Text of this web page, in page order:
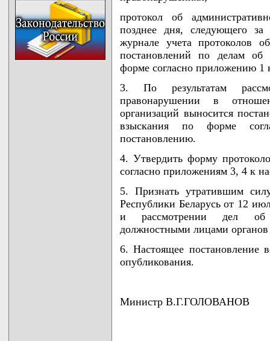
протокол об
позднее дня, следующего
журнале учета протоколов
постановлений по делам об
форме согласно приложению 1
3. По результатам
правонарушении в
организаций выносится
взыскания по форме
постановлению.
4. Утвердить форму
согласно приложениям 3, 4 к
5. Признать утратившим
Республики Беларусь от 12
и рассмотрении дел об
должностными лицами
6. Настоящее постановление
опубликования.
Министр В.Г.ГОЛОВАНОВ